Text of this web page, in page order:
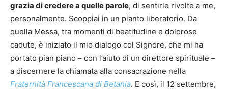
grazia di credere a quelle parole, di sentirle rivolte a me,
personalmente. Scoppiai in un pianto liberatorio. Da
quella Messa, tra momenti di beatitudine e dolorose
cadute, è iniziato il mio dialogo col Signore, che mi ha
portato pian piano – con l’aiuto di un direttore spirituale –
a discernere la chiamata alla consacrazione nella
Fraternità Francescana di Betania. E così, il 12 settembre,